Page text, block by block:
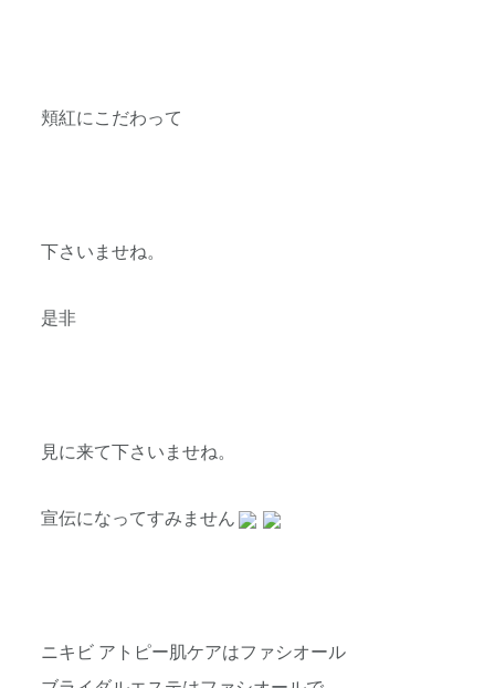
頬紅にこだわって
下さいませね。
是非
見に来て下さいませね。
宣伝になってすみません
ニキビ アトピー肌ケアはファシオール